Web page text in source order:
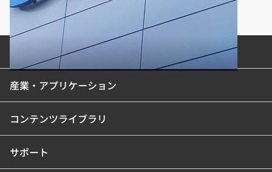
製品カテゴリ
産業・アプリケーション
コンテンツライブラリ
サポート